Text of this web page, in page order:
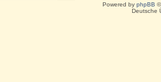
Powered by phpBB
Deutsche